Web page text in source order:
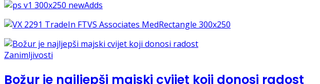
Zanimljivosti
Božur je najljepši majski cvijet koji donosi radost